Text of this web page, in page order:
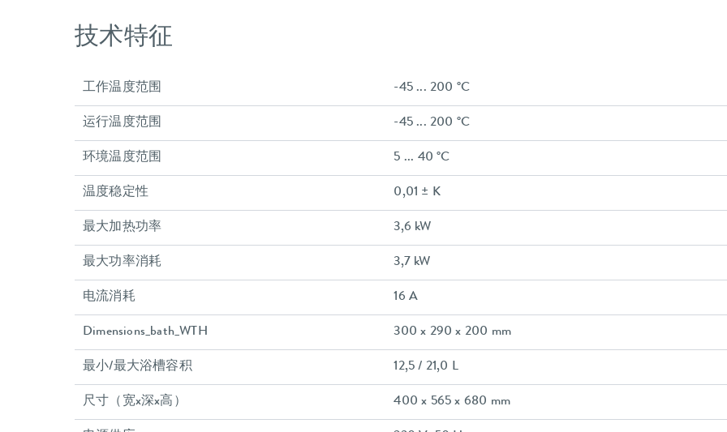
技术特征
工作温度范围 -45 ... 200 °C
运行温度范围 -45 ... 200 °C
环境温度范围 5 ... 40 °C
温度稳定性 0,01 ± K
最大加热功率 3,6 kW
最大功率消耗 3,7 kW
电流消耗 16 A
Dimensions_bath_WTH 300 x 290 x 200 mm
最小/最大浴槽容积 12,5 / 21,0 L
尺寸（宽x深x高） 400 x 565 x 680 mm